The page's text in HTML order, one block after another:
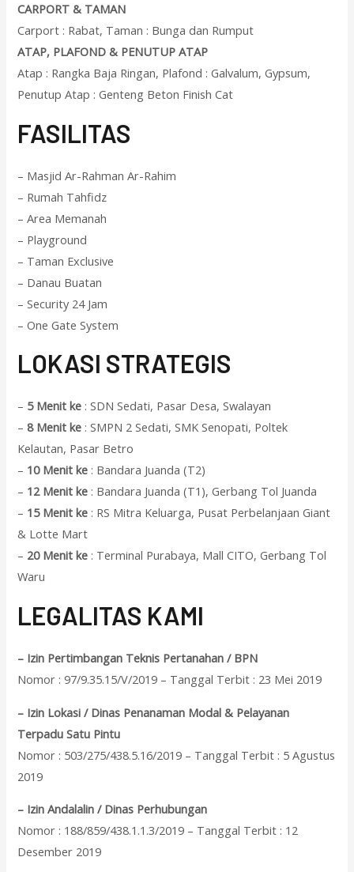
CARPORT & TAMAN
Carport : Rabat, Taman : Bunga dan Rumput
ATAP, PLAFOND & PENUTUP ATAP
Atap : Rangka Baja Ringan, Plafond : Galvalum, Gypsum,
Penutup Atap : Genteng Beton Finish Cat
FASILITAS
– Masjid Ar-Rahman Ar-Rahim
– Rumah Tahfidz
– Area Memanah
– Playground
– Taman Exclusive
– Danau Buatan
– Security 24 Jam
– One Gate System
LOKASI STRATEGIS
– 5 Menit ke : SDN Sedati, Pasar Desa, Swalayan
–8 Menit ke : SMPN 2 Sedati, SMK Senopati, Poltek
Kelautan, Pasar Betro
– 10 Menit ke : Bandara Juanda (T2)
– 12 Menit ke : Bandara Juanda (T1), Gerbang Tol Juanda
– 15 Menit ke : RS Mitra Keluarga, Pusat Perbelanjaan Giant
& Lotte Mart
– 20 Menit ke : Terminal Purabaya, Mall CITO, Gerbang Tol
Waru
LEGALITAS KAMI
– Izin Pertimbangan Teknis Pertanahan / BPN
Nomor : 97/9.35.15/V/2019 – Tanggal Terbit : 23 Mei 2019
– Izin Lokasi / Dinas Penanaman Modal & Pelayanan
Terpadu Satu Pintu
Nomor : 503/275/438.5.16/2019 – Tanggal Terbit : 5 Agustus
2019
– Izin Andalalin / Dinas Perhubungan
Nomor : 188/859/438.1.1.3/2019 – Tanggal Terbit : 12
Desember 2019